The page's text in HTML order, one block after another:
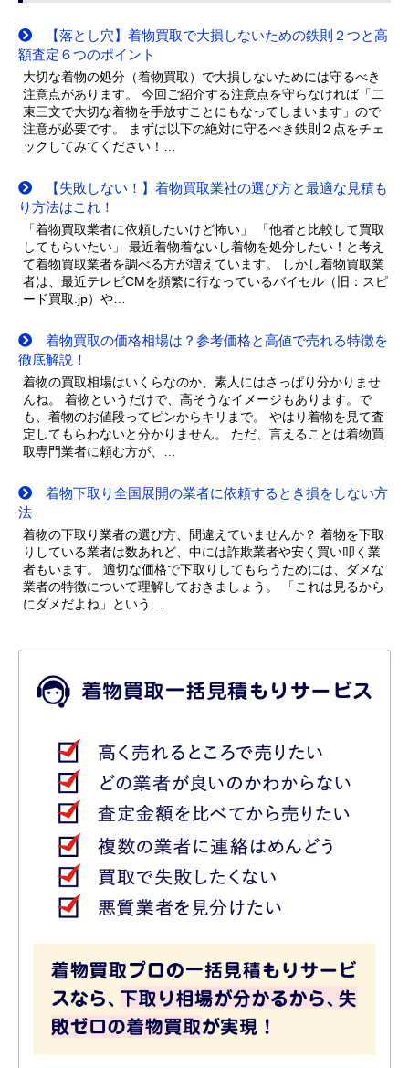
【落とし穴】着物買取で大損しないための鉄則２つと高
額査定６つのポイント
大切な着物の処分（着物買取）で大損しないためには守るべき
注意点があります。 今回ご紹介する注意点を守らなければ「二
束三文で大切な着物を手放すことにもなってしまいます」ので
注意が必要です。 まずは以下の絶対に守るべき鉄則２点をチェ
ックしてみてください！…
【失敗しない！】着物買取業社の選び方と最適な見積も
り方法はこれ！
「着物買取業者に依頼したいけど怖い」 「他者と比較して買取
してもらいたい」 最近着物着ないし着物を処分したい！と考え
て着物買取業者を調べる方が増えています。 しかし着物買取業
者は、最近テレビCMを頻繁に行なっているバイセル（旧：スピ
ード買取.jp）や…
着物買取の価格相場は？参考価格と高値で売れる特徴を
徹底解説！
着物の買取相場はいくらなのか、素人にはさっぱり分かりませ
んね。 着物というだけで、高そうなイメージもあります。で
も、着物のお値段ってピンからキリまで。 やはり着物を見て査
定してもらわないと分かりません。 ただ、言えることは着物買
取専門業者に頼む方が、…
着物下取り全国展開の業者に依頼するとき損をしない方
法
着物の下取り業者の選び方、間違えていませんか？ 着物を下取
りしている業者は数あれど、中には詐欺業者や安く買い叩く業
者もいます。 適切な価格で下取りしてもらうためには、ダメな
業者の特徴について理解しておきましょう。 「これは見るから
にダメだよね」という…